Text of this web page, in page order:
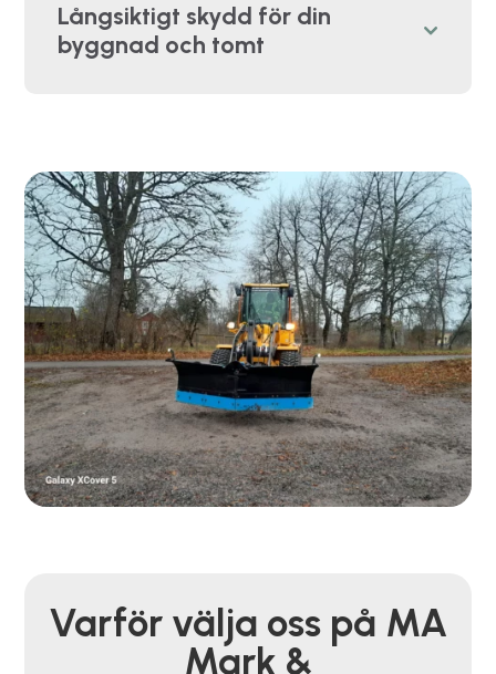
Långsiktigt skydd för din
byggnad och tomt
Varför välja oss på MA
Mark &